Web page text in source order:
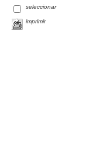
seleccionar
imprimir